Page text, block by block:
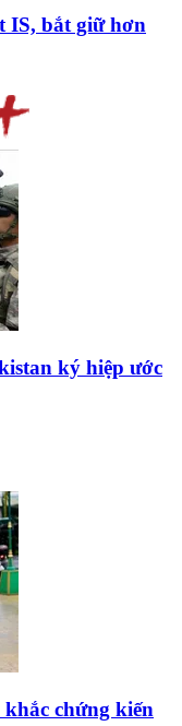
IS, bắt giữ hơn
ký hiệp ước
chứng kiến